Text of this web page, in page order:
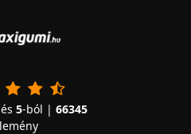
5-ból | 66345